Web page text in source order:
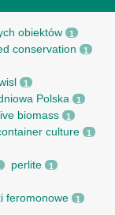
obiektów 1
conservation 1
1
Polska 1
biomass 1
culture 1
perlite 1
feromonowe 1